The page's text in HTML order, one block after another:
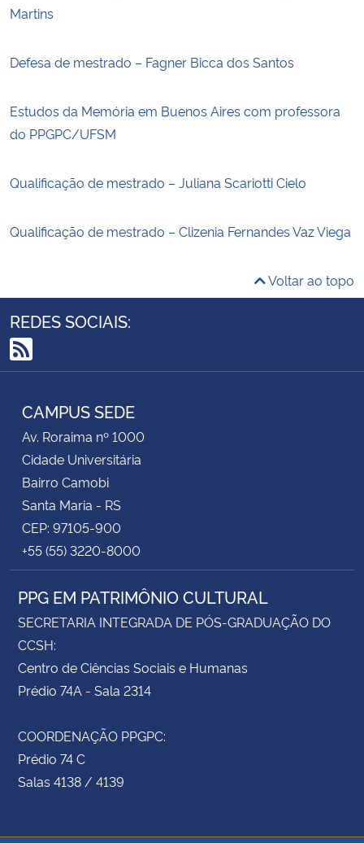
Martins
Defesa de mestrado – Fagner Bicca dos Santos
Estudos da Memória em Buenos Aires com professora
do PPGPC/UFSM
Qualificação de mestrado – Juliana Scariotti Cielo
Qualificação de mestrado – Clizenia Fernandes Vaz Viega
Voltar ao topo
REDES SOCIAIS:
RSS
CAMPUS SEDE
Av. Roraima nº 1000
Cidade Universitária
Bairro Camobi
Santa Maria - RS
CEP: 97105-900
+55 (55) 3220-8000
PPG EM PATRIMÔNIO CULTURAL
SECRETARIA INTEGRADA DE PÓS-GRADUAÇÃO DO
CCSH:
Centro de Ciências Sociais e Humanas
Prédio 74A - Sala 2314
COORDENAÇÃO PPGPC:
Prédio 74 C
Salas 4138 / 4139